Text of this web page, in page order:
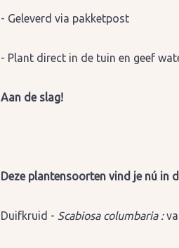
- Geleverd via pakketpost
- Plant direct in de tuin en geef
Aan de slag!
Deze plantensoorten vind je nú in
Duifkruid - Scabiosa columbaria :